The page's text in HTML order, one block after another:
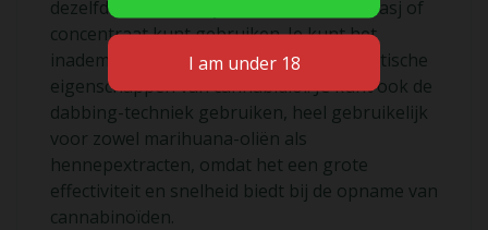
dezelfde manier die je met elke andere hasj of
concentraat kunt gebruiken. Je kunt het
inademen en genieten van alle therapeutische
eigenschappen van cannabidiol. Je kunt ook de
dabbing-techniek gebruiken, heel gebruikelijk
voor zowel marihuana-oliën als
hennepextracten, omdat het een grote
effectiviteit en snelheid biedt bij de opname van
cannabinoïden.